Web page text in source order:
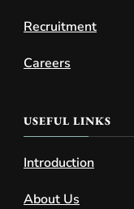
Recruitment
Careers
USEFUL LINKS
Introduction
About Us